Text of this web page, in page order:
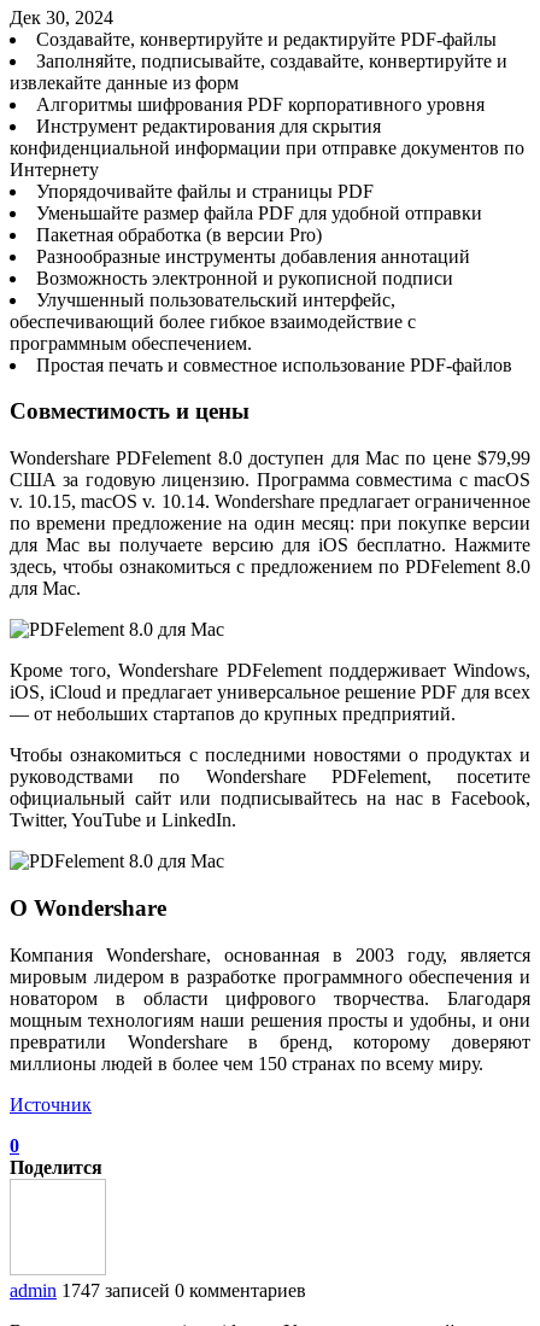
Дек 30, 2024
Создавайте, конвертируйте и редактируйте PDF-файлы
Заполняйте, подписывайте, создавайте, конвертируйте и
извлекайте данные из форм
Алгоритмы шифрования PDF корпоративного уровня
Инструмент редактирования для скрытия
конфиденциальной информации при отправке документов по
Интернету
Упорядочивайте файлы и страницы PDF
Уменьшайте размер файла PDF для удобной отправки
Пакетная обработка (в версии Pro)
Разнообразные инструменты добавления аннотаций
Возможность электронной и рукописной подписи
Улучшенный пользовательский интерфейс,
обеспечивающий более гибкое взаимодействие с
программным обеспечением.
Простая печать и совместное использование PDF-файлов
Совместимость и цены
Wondershare PDFelement 8.0 доступен для Mac по цене $79,99
США за годовую лицензию. Программа совместима с macOS
v. 10.15, macOS v. 10.14. Wondershare предлагает ограниченное
по времени предложение на один месяц: при покупке версии
для Mac вы получаете версию для iOS бесплатно. Нажмите
здесь, чтобы ознакомиться с предложением по PDFelement 8.0
для Mac.
Кроме того, Wondershare PDFelement поддерживает Windows,
iOS, iCloud и предлагает универсальное решение PDF для всех
— от небольших стартапов до крупных предприятий.
Чтобы ознакомиться с последними новостями о продуктах и
руководствами по Wondershare PDFelement, посетите
официальный сайт или подписывайтесь на нас в Facebook,
Twitter, YouTube и LinkedIn.
О Wondershare
Компания Wondershare, основанная в 2003 году, является
мировым лидером в разработке программного обеспечения и
новатором в области цифрового творчества. Благодаря
мощным технологиям наши решения просты и удобны, и они
превратили Wondershare в бренд, которому доверяют
миллионы людей в более чем 150 странах по всему миру.
Источник
0
Поделится
admin 1747 записей 0 комментариев